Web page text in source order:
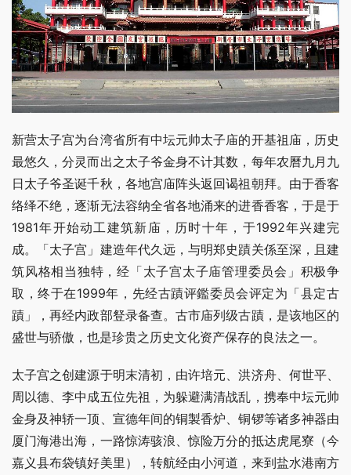
新营太子宫为台湾省所有中坛元帅太子庙的开基祖庙，历史
最悠久，分灵而出之太子爷金身不计其数，每年农曆九月九
日太子爷圣诞千秋，各地宫庙阵头返回谒祖朝拜。由于香客
络绎不绝，逐渐无法容纳全省各地涌来的进香香客，于是于
1981年开始动工建筑新庙，历时十年，于1992年兴建完
成。「太子宫」建造年代久远，与明郑史蹟关係至深，且建
筑风格相当独特，经「太子宫太子庙管理委员会」积极争
取，终于在1999年，先经古蹟评鑑委员会评定为「县定古
蹟」，再经内政部豋录备查。古市庙列级古蹟，是该地区的
盛世与骄傲，也是珍贵之历史文化资产保存的良法之一。
太子宫之创建源于明末清初，由许培元、洪济舟、何世平、
周以德、李中成五位先祖，为躲避满清战乱，携奉中坛元帅
金身及神轿一顶、宣德年间的铜製香炉、铜锣等诸多神器由
厦门海港出海，一路惊涛骇浪、惊险万分的抵达虎尾寮（今
嘉义县布袋镇好美里），转航经由小河道，来到盐水港南方